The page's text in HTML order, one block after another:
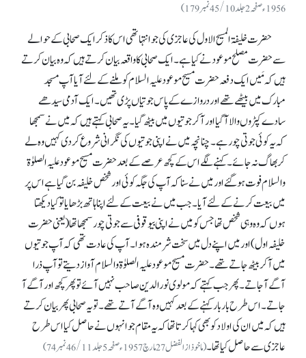
1956ء صفحہ 2جلد45/10نمبر179)
حضرت خلیفۃ المسیح الاول کی عاجزی کی جو انتہا تھی اس کا ذکر ایک صحابی کے حوالے
سے حضرت مصلح موعودنے کیا ہے۔ ایک صحابی کا واقعہ بیان کرتے ہیں کہ وہ بیان کرتے
ہیں کہ مَیں ایک دفعہ حضرت مسیح موعود علیہ السلام کو ملنے کے لئے آیا آپ مسجد
مبارک میں بیٹھے تھے اور دروازے کے پاس جوتیاں پڑی تھیں۔ ایک آدمی سیدھے
سادے کپڑوں والا آ گیا اور آ کر جوتیوں میں بیٹھ گیا۔ یہ صحابی کہتے ہیں کہ میں نے سمجھا
کہ یہ کوئی جوتی چور ہے۔ چنانچہ میں نے اپنی جوتیوں کی نگرانی شروع کر دی کہیں وہ لے
کر بھاگ نہ جائے۔ کہنے لگے اس کے کچھ عرصے کے بعد حضرت مسیح موعود علیہ الصلوٰۃ
والسلام فوت ہو گئے اور میں نے سنا کہ آپ کی جگہ کوئی اور شخص خلیفہ بن گیا ہے اس پر
میں بیعت کرنے کے لئے آیا۔ جب میں نے بیعت کے لئے اپنا ہاتھ بڑھایا تو کیا دیکھتا
ہوں کہ وہ وہی شخص تھا جس کو میں نے اپنی بیوقوفی سے جوتی چور سمجھا تھا (یعنی حضرت
خلیفہ اول) اور میں اپنے دل میں سخت شرمندہ ہوا۔ آپ کی عادت تھی کہ آپ جوتیوں
میں آ کر بیٹھ جاتے تھے۔ حضرت مسیح موعود علیہ الصلوٰۃ والسلام آواز دیتے تو آپ ذرا
آگے آ جاتے۔ پھر جب کہتے کہ مولوی نورالدین صاحب نہیں آئے تو پھر کچھ اور آگے آ
جاتے۔ اس طرح بار بار کہنے کے بعد کہیں وہ آگے آتے تھے۔ تو یہ صحابی پھر بیان کرتے
ہیں کہ میں ان کی اولاد کو بھی کہا کرتا تھا کہ یہ مقام جو انہوں نے حاصل کیا اس طرح
عاجزی سے حاصل کیا تھا۔(ماخوذ از الفضل27مارچ 1957ء صفحہ 5جلد 46/11نمبر74)